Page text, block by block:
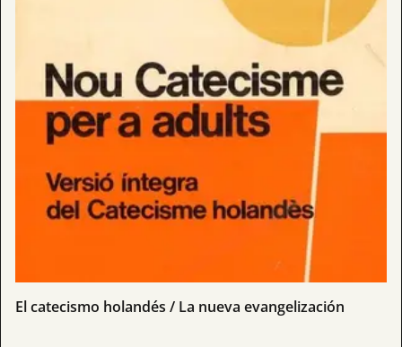
El catecismo holandés / La nueva evangelización